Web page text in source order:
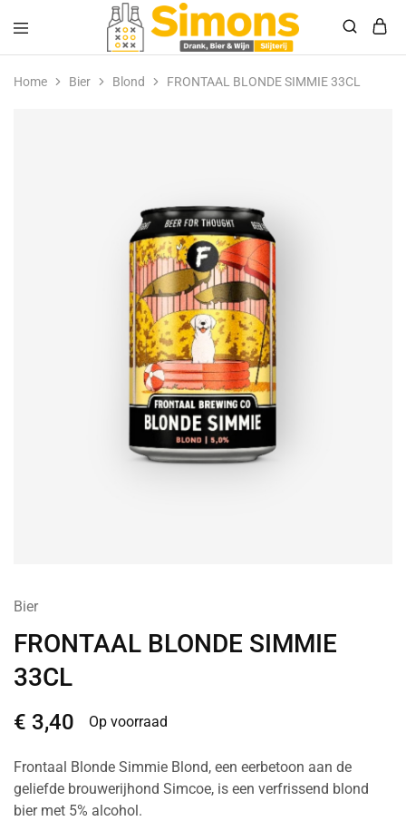
Simonsdrank.nl
Drank,
Bier
&
Home Bier Blond FRONTAAL BLONDE SIMMIE 33CL
Bier
FRONTAAL BLONDE SIMMIE
33CL
€ 3,40 Op voorraad
Frontaal Blonde Simmie Blond, een eerbetoon aan de
geliefde brouwerijhond Simcoe, is een verfrissend blond
bier met 5% alcohol.